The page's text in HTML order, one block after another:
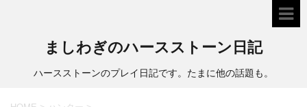
ましわぎのハースストーン日記
ハースストーンのプレイ日記です。たまに他の話題も。